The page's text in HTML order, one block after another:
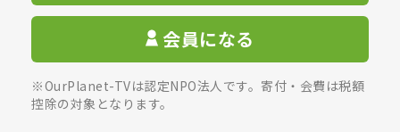
会員になる
※OurPlanet-TVは認定NPO法人です。寄付・会費は税額
控除の対象となります。